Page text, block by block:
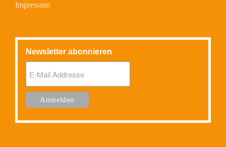
Impressum
Newsletter abonnieren